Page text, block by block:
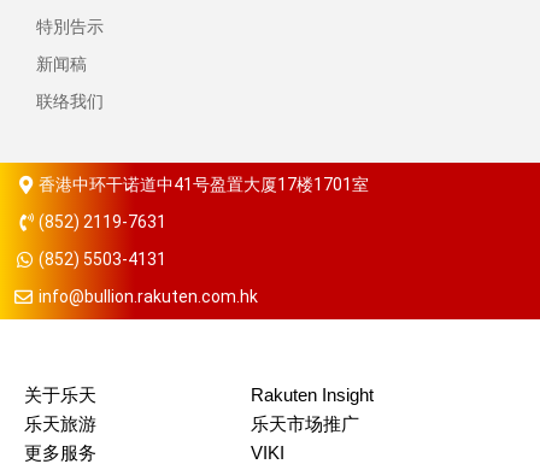
特別告示
新闻稿
联络我们
香港中环干诺道中41号盈置大厦17楼1701室
(852) 2119-7631
(852) 5503-4131
info@bullion.rakuten.com.hk
关于乐天
Rakuten Insight
乐天旅游
乐天市场推广
更多服务
VIKI